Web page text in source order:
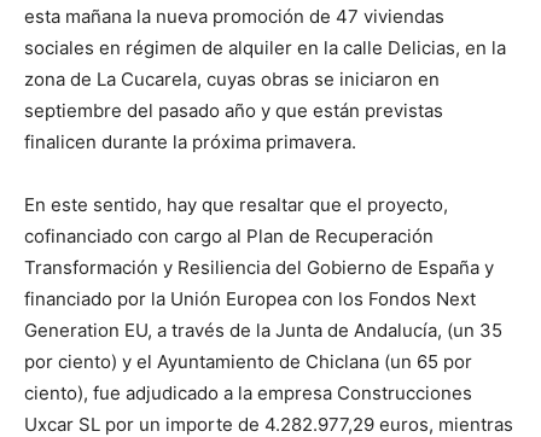
esta mañana la nueva promoción de 47 viviendas
sociales en régimen de alquiler en la calle Delicias, en la
zona de La Cucarela, cuyas obras se iniciaron en
septiembre del pasado año y que están previstas
finalicen durante la próxima primavera.
En este sentido, hay que resaltar que el proyecto,
cofinanciado con cargo al Plan de Recuperación
Transformación y Resiliencia del Gobierno de España y
financiado por la Unión Europea con los Fondos Next
Generation EU, a través de la Junta de Andalucía, (un 35
por ciento) y el Ayuntamiento de Chiclana (un 65 por
ciento), fue adjudicado a la empresa Construcciones
Uxcar SL por un importe de 4.282.977,29 euros, mientras